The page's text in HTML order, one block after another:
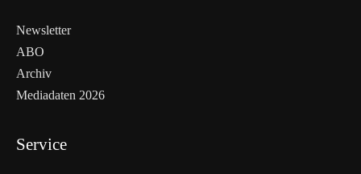
Newsletter
ABO
Archiv
Mediadaten 2026
Service